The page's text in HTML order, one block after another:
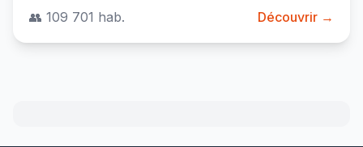
👥 109 701 hab. Découvrir →